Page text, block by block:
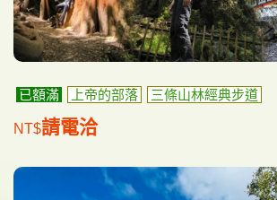
已額滿 上帝的部落 三條山林經典步道
NT$請電洽